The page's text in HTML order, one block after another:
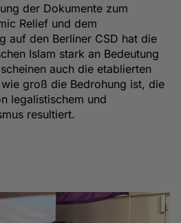
der Dokumente zum
Relief und dem
auf den Berliner CSD hat die
Islam stark an Bedeutung
auch die etablierten
groß die Bedrohung ist, die
legalistischem und
resultiert.